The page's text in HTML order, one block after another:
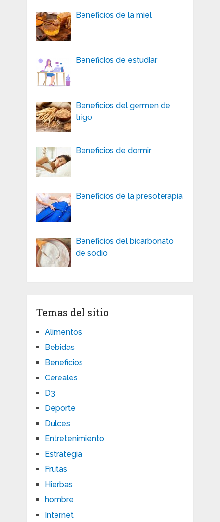
Beneficios de la miel
Beneficios de estudiar
Beneficios del germen de
trigo
Beneficios de dormir
Beneficios de la presoterapia
Beneficios del bicarbonato
de sodio
Temas del sitio
Alimentos
Bebidas
Beneficios
Cereales
D3
Deporte
Dulces
Entretenimiento
Estrategia
Frutas
Hierbas
hombre
Internet